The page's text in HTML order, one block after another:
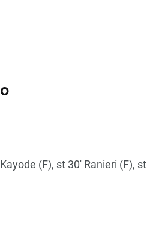
(F), st 30′ Ranieri (F), st